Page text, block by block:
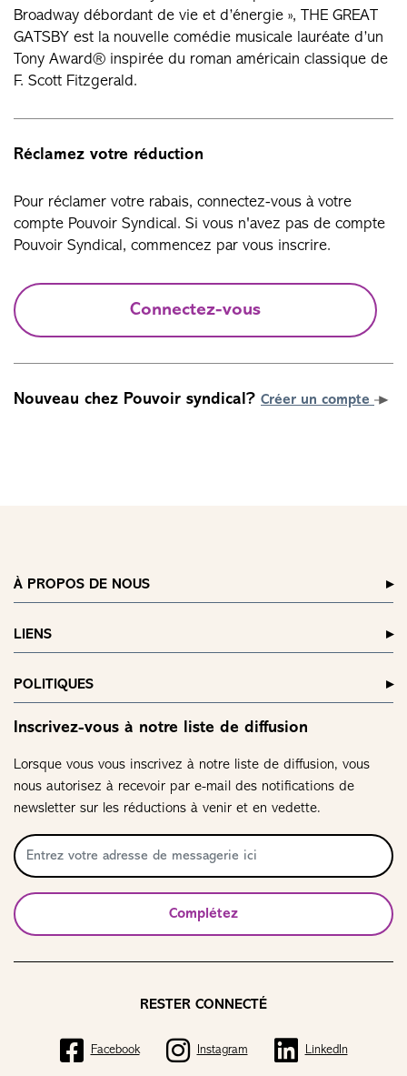
Broadway débordant de vie et d’énergie », THE GREAT
GATSBY est la nouvelle comédie musicale lauréate d’un
Tony Award® inspirée du roman américain classique de
F. Scott Fitzgerald.
Réclamez votre réduction
Pour réclamer votre rabais, connectez-vous à votre
compte Pouvoir Syndical. Si vous n'avez pas de compte
Pouvoir Syndical, commencez par vous inscrire.
Connectez-vous
Nouveau chez Pouvoir syndical? Créer un compte
À PROPOS DE NOUS
LIENS
POLITIQUES
Inscrivez-vous à notre liste de diffusion
Lorsque vous vous inscrivez à notre liste de diffusion, vous
nous autorisez à recevoir par e-mail des notifications de
newsletter sur les réductions à venir et en vedette.
Complétez
RESTER CONNECTÉ
Facebook Instagram LinkedIn